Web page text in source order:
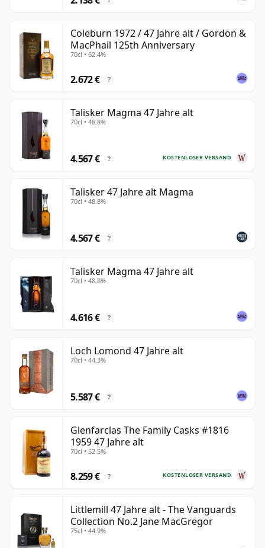
Coleburn 1972 / 47 Jahre alt / Gordon &
MacPhail 125th Anniversary
70cl • 62.4%
2.672 € ?
Talisker Magma 47 Jahre alt
70cl • 48.8%
KOSTENLOSER VERSAND
4.567 € ?
Talisker 47 Jahre alt Magma
70cl • 48.8%
4.567 € ?
Talisker Magma 47 Jahre alt
70cl • 48.8%
4.616 € ?
Loch Lomond 47 Jahre alt
70cl • 44.3%
5.587 € ?
Glenfarclas The Family Casks #1816
1959 47 Jahre alt
70cl • 52.5%
KOSTENLOSER VERSAND
8.259 € ?
Littlemill 47 Jahre alt - The Vanguards
Collection No.2 Jane MacGregor
75cl • 44.9%